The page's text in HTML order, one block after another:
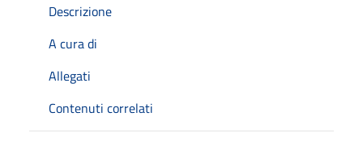
Descrizione
A cura di
Allegati
Contenuti correlati